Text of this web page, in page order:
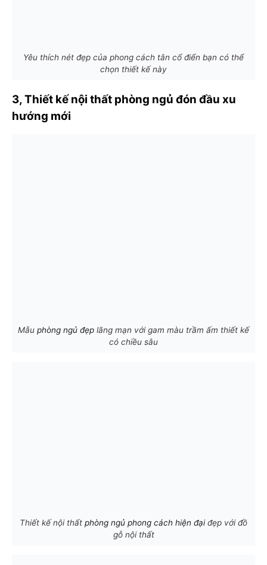
Yêu thích nét đẹp của phong cách tân cổ điển bạn có thể
chọn thiết kế này
3, Thiết kếnội thất phòng ngủ đón đầu xu
hướng mới
Mẫu phòng ngủ đẹp lãng mạn với gam màu trầm ấm thiết kế
có chiều sâu
Thiết kế nội thất phòng ngủ phong cách hiện đạiđẹp với đồ
gỗ nội thất